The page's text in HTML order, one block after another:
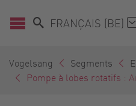
FRANÇAIS (BE)
Vogelsang Segments
Pompe à lobes rotatifs :